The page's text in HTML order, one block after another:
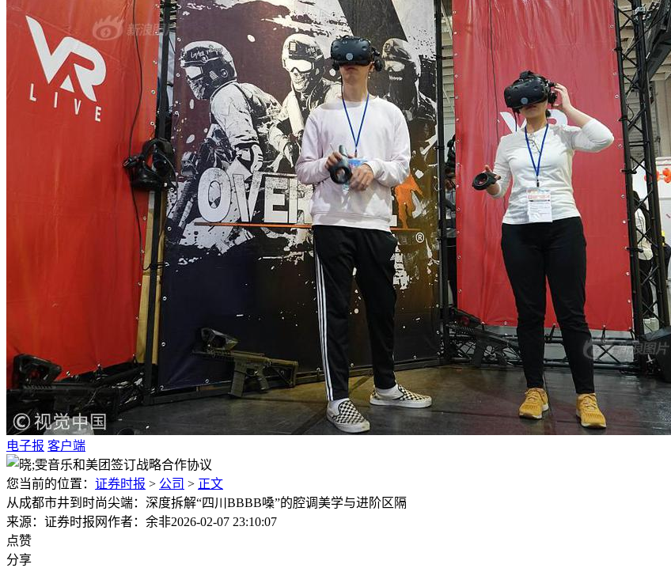
电子报 客户端
您当前的位置： 证券时报 > 公司 > 正文
从成都市井到时尚尖端：深度拆解“四川BBBB嗓”的腔调美学与进阶区隔
来源：证券时报网作者：余非2026-02-07 23:10:07
点赞
分享